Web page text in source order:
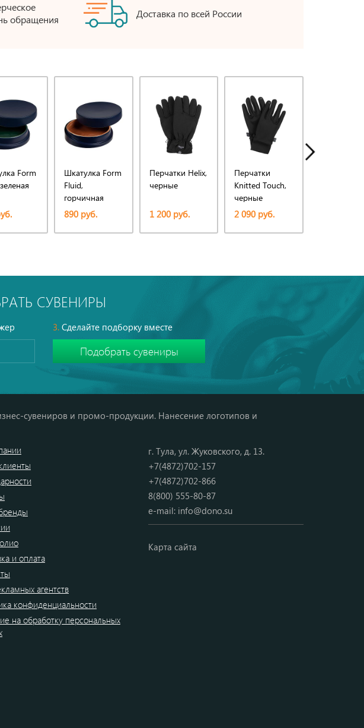
обращения
Доставка по всей России
Form
Шкатулка Form
Fluid,
горчичная
890 руб.
Перчатки Helix,
черные
1 200 руб.
Перчатки
Knitted Touch,
черные
2 090 руб.
СУВЕНИРЫ
3. Сделайте подборку вместе
сувениров и промо-продукции. Нанесение логотипов и
и оплата
агентств
конфиденциальности
на обработку персональных
г. Тула, ул. Жуковского, д. 13.
+7(4872)702-157
+7(4872)702-866
8(800) 555-80-87
e-mail: info@dono.su
Карта сайта